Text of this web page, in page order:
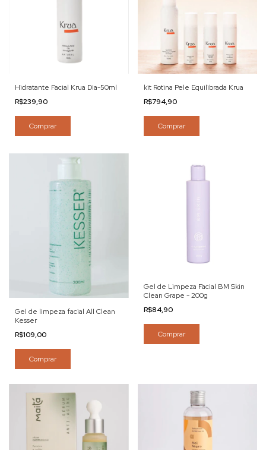
Hidratante Facial Krua Dia-50ml
R$239,90
Comprar
kit Rotina Pele Equilibrada Krua
R$794,90
Gel de limpeza facial All Clean
Kesser
R$109,00
Comprar
Gel de Limpeza Facial BM Skin
Clean Grape - 200g
R$84,90
Comprar